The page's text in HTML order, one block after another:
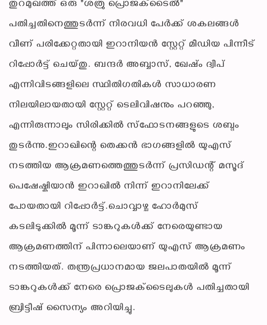
തുറമുഖത്ത് ഒരു "ശത്രു പ്രൊജക്‌ടൈൽ"
പതിച്ചതിനെത്തുടർന്ന് നിരവധി പേർക്ക് ശകലങ്ങൾ
വീണ് പരിക്കേറ്റതായി ഇറാനിയൻ സ്റ്റേറ്റ് മീഡിയ പിന്നീട്
റിപ്പോർട്ട് ചെയ്തു. ബന്ദർ അബ്ബാസ്, ഖേഷ്ം ദ്വീപ്
എന്നിവിടങ്ങളിലെ സ്ഥിതിഗതികൾ സാധാരണ
നിലയിലായതായി സ്റ്റേറ്റ് ടെലിവിഷനും പറഞ്ഞു,
എന്നിരുന്നാലും സിരിക്കിൽ സ്ഫോടനങ്ങളുടെ ശബ്ദം
തുടർന്നു.ഇറാഖിന്റെ തെക്കൻ ഭാഗങ്ങളിൽ യുഎസ്
നടത്തിയ ആക്രമണത്തെത്തുടർന്ന് പ്രസിഡന്റ് മസൂദ്
പെഷേഷ്കിയാൻ ഇറാഖിൽ നിന്ന് ഇറാനിലേക്ക്
പോയതായി റിപ്പോർട്ട്.ചൊവ്വാഴ്ച ഹോർമുസ്
കടലിടുക്കിൽ മൂന്ന് ടാങ്കറുകൾക്ക് നേരെയുണ്ടായ
ആക്രമണത്തിന് പിന്നാലെയാണ് യുഎസ് ആക്രമണം
നടത്തിയത്. തന്ത്രപ്രധാനമായ ജലപാതയിൽ മൂന്ന്
ടാങ്കറുകൾക്ക് നേരെ പ്രൊജക്‌ടൈലുകൾ പതിച്ചതായി
ബ്രിട്ടീഷ് സൈന്യം അറിയിച്ചു.